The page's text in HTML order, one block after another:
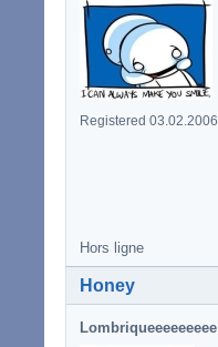
Registered 03.02.2006
Hors ligne
Honey
Lombriqueeeeeeeee